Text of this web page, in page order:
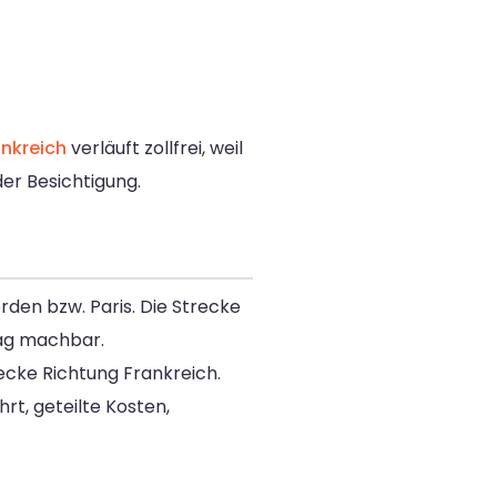
verläuft zollfrei, weil
Besichtigung.
bzw. Paris. Die Strecke
machbar.
Richtung Frankreich.
geteilte Kosten,